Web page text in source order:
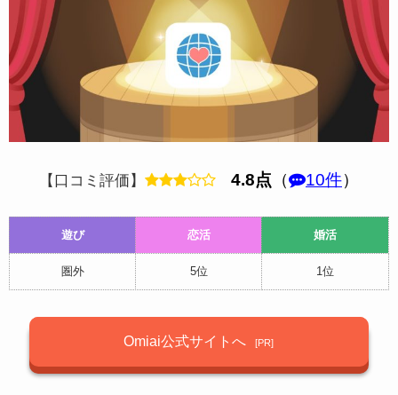
【口コミ評価】 4.8点 （ 10件）
遊び 恋活 婚活
圏外 5位 1位
Omiai公式サイトへ